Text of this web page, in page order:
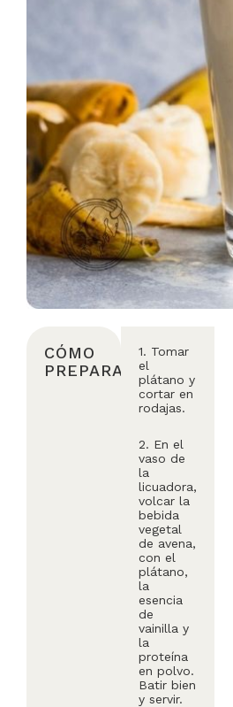
CÓMO
PREPARARLO
1. Tomar
el
plátano y
cortar en
rodajas.
2. En el
vaso de
la
licuadora,
volcar la
bebida
vegetal
de avena,
con el
plátano,
la
esencia
de
vainilla y
la
proteína
en polvo.
Batir bien
y servir.